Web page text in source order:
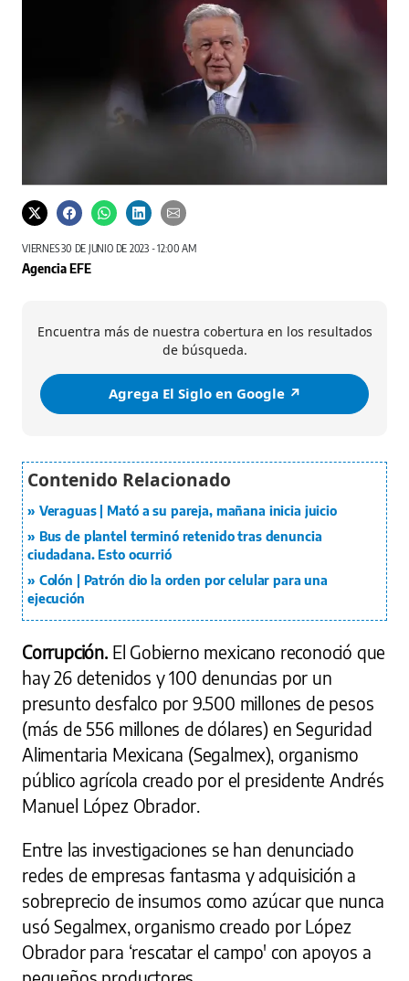
VIERNES 30 DE JUNIO DE 2023 - 12:00 AM
Agencia EFE
Encuentra más de nuestra cobertura en los resultados
de búsqueda.
Agrega El Siglo en Google ↗️
Veraguas | Mató a su pareja, mañana inicia juicio
Bus de plantel terminó retenido tras denuncia
ciudadana. Esto ocurrió
Colón | Patrón dio la orden por celular para una
ejecución
Corrupción. El Gobierno mexicano reconoció que
hay 26 detenidos y 100 denuncias por un
presunto desfalco por 9.500 millones de pesos
(más de 556 millones de dólares) en Seguridad
Alimentaria Mexicana (Segalmex), organismo
público agrícola creado por el presidente Andrés
Manuel López Obrador.
Entre las investigaciones se han denunciado
redes de empresas fantasma y adquisición a
sobreprecio de insumos como azúcar que nunca
usó Segalmex, organismo creado por López
Obrador para ‘rescatar el campo' con apoyos a